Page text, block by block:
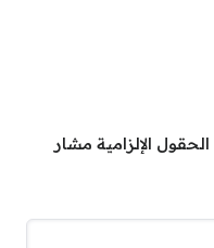
الحقول الإلزامية مشار